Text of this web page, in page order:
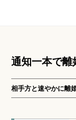
通知一本で
相手方と速やかに離